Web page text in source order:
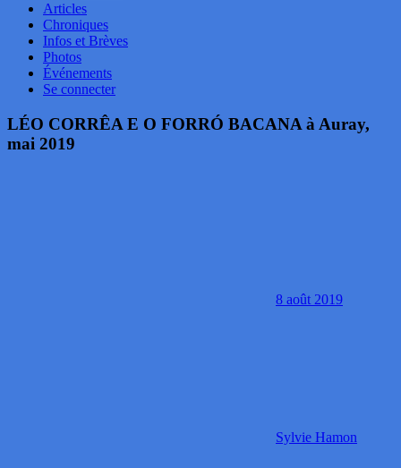
Articles
Chroniques
Infos et Brèves
Photos
Événements
Se connecter
LÉO CORRÊA E O FORRÓ BACANA à Auray,
mai 2019
8 août 2019
Sylvie Hamon